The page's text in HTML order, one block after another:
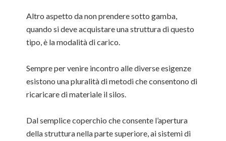
Altro aspetto da non prendere sotto gamba,
quando si deve acquistare una struttura di questo
tipo, è la modalità di carico.
Sempre per venire incontro alle diverse esigenze
esistono una pluralità di metodi che consentono di
ricaricare di materiale il silos.
Dal semplice coperchio che consente l’apertura
della struttura nella parte superiore, ai sistemi di